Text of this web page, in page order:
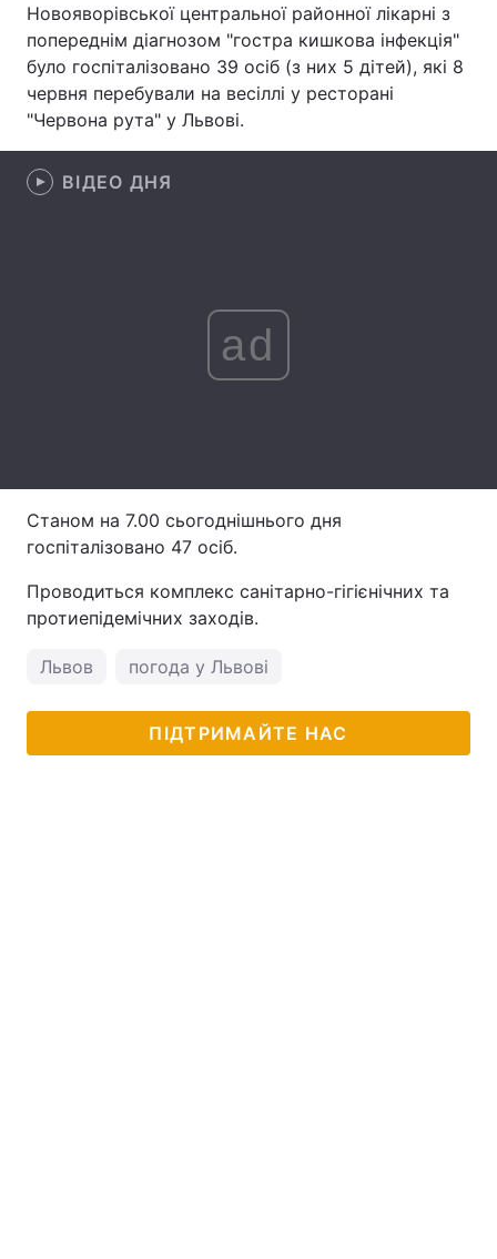
Здоров'я Туризм
Цікавинки Погода
Екологія
Лонгріди
Вакансії
Тема оформлення
Новояворівської центральної районної лікарні з
попереднім діагнозом "гостра кишкова інфекція"
було госпіталізовано 39 осіб (з них 5 дітей), які 8
червня перебували на весіллі у ресторані
"Червона рута" у Львові.
ВІДЕО ДНЯ
ad
Станом на 7.00 сьогоднішнього дня
госпіталізовано 47 осіб.
Проводиться комплекс санітарно-гігієнічних та
протиепідемічних заходів.
Львов погода у Львові
ПІДТРИМАЙТЕ НАС